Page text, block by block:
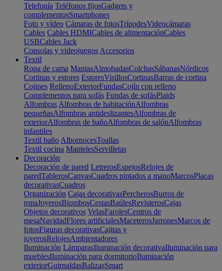
Telefonía Teléfonos fijosGadgets y
complementosSmartphones
Foto y vídeo Cámaras de fotosTrípodesVideocámaras
Cables Cables HDMICables de alimentaciónCables
USBCables Jack
Consolas y videojuegos Accesorios
Textil
Ropa de cama MantasAlmohadasColchasSábanasNórdicos
Cortinas y estores EstoresVisillosCortinasBarras de cortina
Cojines RellenoExteriorFundasCojín con relleno
Complementos para sofás Fundas de sofásPlaids
Alfombras Alfombras de habitaciónAlfombras
pequeñasAlfombras antideslizantesAlfombras de
exteriorAlfombras de bañoAlfombras de salónAlfombras
infantiles
Textil baño AlbornocesToallas
Textil cocina MantelesServilletas
Decoración
Decoración de pared LetrerosEspejosRelojes de
paredTablerosCanvasCuadros pintados a manoMarcosPlacas
decorativasCuadros
Organización Cajas decorativasPercherosBurros de
ropaJoyerosBiombosCestasBaúlesRevisterosCajas
Objetos decorativos VelasFarolesCentros de
mesaNavidadFlores artificialesMaceterosJarronesMarcos de
fotosFiguras decorativasCajitas y
joyerosRelojesAmbientadores
Iluminación LámparasIluminación decorativaIluminación para
mueblesIluminación para dormitorioIluminación
exteriorGuirnaldasBalizasSmart